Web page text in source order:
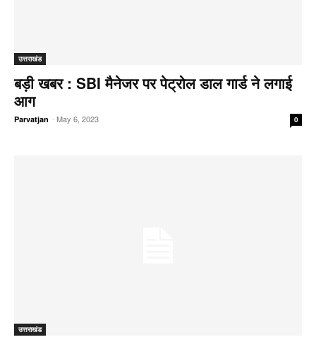
उत्तराखंड
बड़ी खबर : SBI मैनेजर पर पेट्रोल डाल गार्ड ने लगाई
आग
Parvatjan -May 6, 2023 0
उत्तराखंड